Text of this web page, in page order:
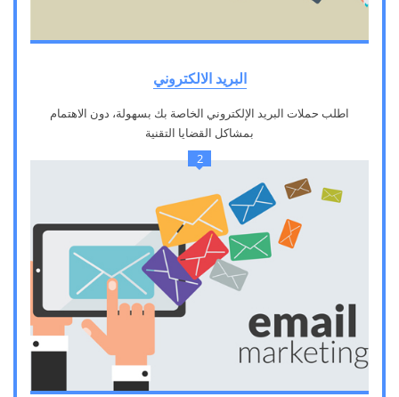
البريد الالكتروني
اطلب حملات البريد الإلكتروني الخاصة بك بسهولة، دون الاهتمام
بمشاكل القضايا التقنية
2